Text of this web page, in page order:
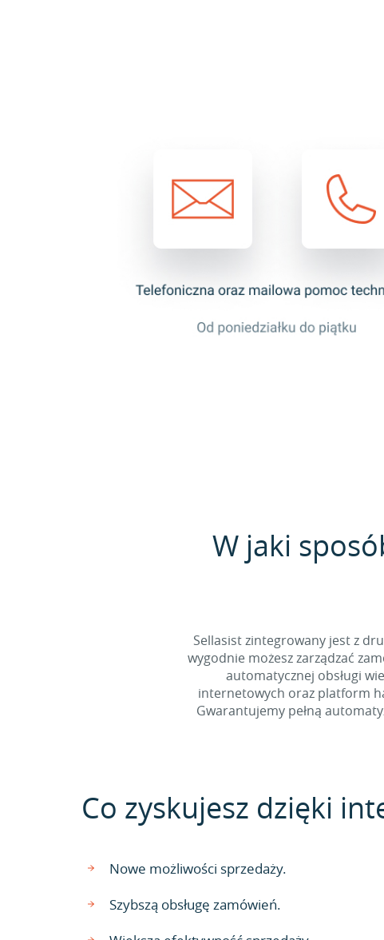
W jaki
Sellasist zintegrowany jest z
wygodnie możesz zarządzać
automatycznej obsługi
internetowych oraz platform
Gwarantujemy pełną
Co zyskujesz dzięki
Nowe możliwości sprzedaży.
Szybszą obsługę zamówień.